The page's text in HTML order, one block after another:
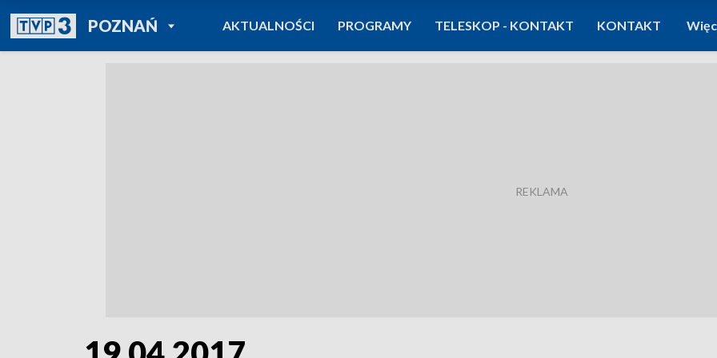
POZNAŃPOWRÓT DO
TVP REGIONY
AKTUALNOŚCI PROGRAMY TELESKOP - KONTAKT KONTAKT